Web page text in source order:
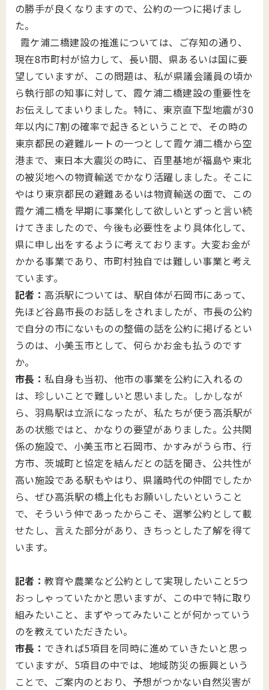
の勝手が良くなりますので、公約の一つに掲げまし
た。
霞ケ浦二橋建設の推進については、ご存知の通り、
現在8市町村が協力して、長い間、県あるいは国に要
望していますが、この問題は、私が県議会議員の頃か
ら執行部の知事に対して、霞ケ浦二橋建設の重要性を
お伝えしてまいりました。特に、東京直下型地震が30
年以内に7割の確率で起きるということで、その時の
東京都民の避難ルートの一つとして霞ケ浦二橋から空
港まで、東日本大震災の時に、百里基地が福島や東北
の被災地への物資輸送でかなり活躍しました。そこに
やはり東京都民の避難あるいは物資輸送の面で、この
霞ケ浦二橋を早期に事業化して欲しいとずっと言い続
けてきましたので、今後も必要性をより具体化して、
県に申し出をするように考えております。大変お金が
かかる事業であり、市町村独自では難しい事業と考え
ています。
記者：高浜駅については、駅自体が石岡市にあって、
先ほど谷島市長のお話しをされましたが、市長の公約
で自分の市にないものの整備の話を公約に掲げるとい
うのは、小美玉市として、何らかお金も払うのです
か。
市長：私自身も当初、他市の事業を公約に入れるの
は、珍しいことで難しいと思いました。しかしなが
ら、羽鳥駅は立派になったが、私たちが使う高浜駅が
あの状態ではと、かなりの要望がありました。公共関
係の施設で、小美玉市と石岡市、かすみがうら市、行
方市、茨城町と協定を結んだとの話を聞き、公共性が
高い施設である駅もやはり、県議時代の仲間でしたか
ら、ぜひ高浜駅の橋上化もお願いしたいということ
で、そういう仲であったからこそ、選挙公約として載
せたし、言えた部分があり、きちっとした了解を得て
います。
記者：教育や農業など公約として実現したいこと5つ
おっしゃっていたかと思いますが、この中で特に取り
組みたいこと、まずやってみたいことが何かっていう
のを教えていただきたい。
市長： できれば5項目を同時に進めていきたいと思っ
ていますが、5項目の中では、地域防災の振興という
ことで、ご案内のとおり、予想がつかない自然災害が